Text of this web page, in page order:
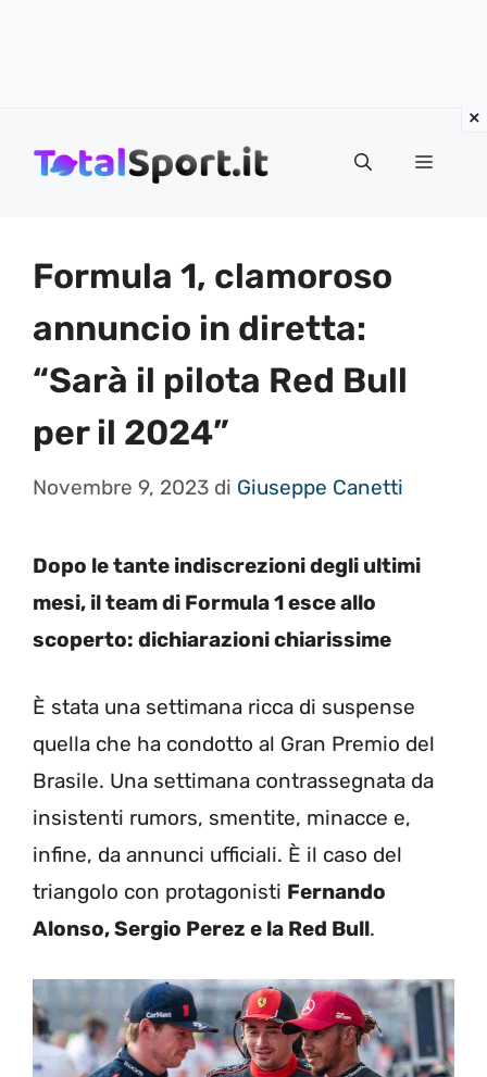
MENU
Formula 1, clamoroso
annuncio in diretta:
“Sarà il pilota Red Bull
per il 2024”
Novembre 9, 2023 di Giuseppe Canetti
Dopo le tante indiscrezioni degli ultimi
mesi, il team di Formula 1 esce allo
scoperto: dichiarazioni chiarissime
È stata una settimana ricca di suspense
quella che ha condotto al Gran Premio del
Brasile. Una settimana contrassegnata da
insistenti rumors, smentite, minacce e,
infine, da annunci ufficiali. È il caso del
triangolo con protagonisti Fernando
Alonso, Sergio Perez e la Red Bull.